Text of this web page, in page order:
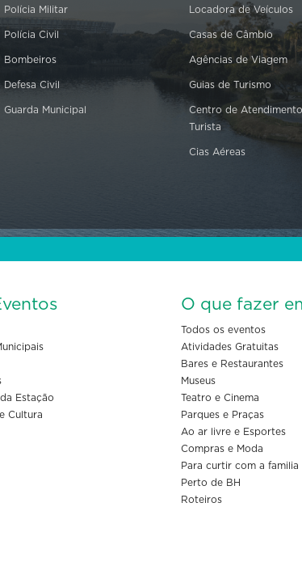
Polícia Militar
Polícia Civil
Bombeiros
Defesa Civil
Guarda Municipal
Locadora de Veículos
Casas de Câmbio
Agências de Viagem
Guias de Turismo
Centro de
Turista
Cias Aéreas
Estação
Cultura
O que fazer
Todos os eventos
Atividades Gratuitas
Bares e Restaurantes
Museus
Teatro e Cinema
Parques e Praças
Ao ar livre e Esportes
Compras e Moda
Para curtir com a familia
Perto de BH
Roteiros